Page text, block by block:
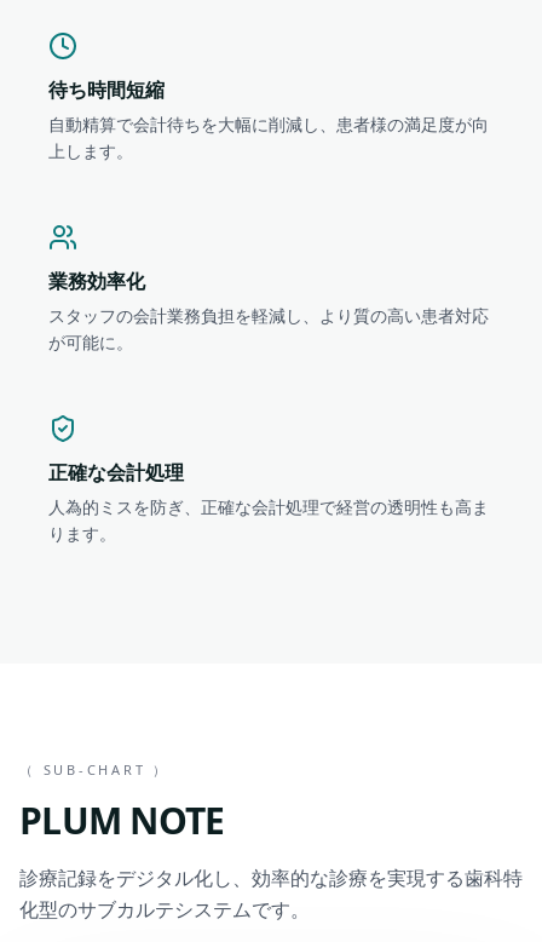
待ち時間短縮
自動精算で会計待ちを大幅に削減し、患者様の満足度が向
上します。
業務効率化
スタッフの会計業務負担を軽減し、より質の高い患者対応
が可能に。
正確な会計処理
人為的ミスを防ぎ、正確な会計処理で経営の透明性も高ま
ります。
（ SUB-CHART ）
PLUM NOTE
診療記録をデジタル化し、効率的な診療を実現する歯科特
化型のサブカルテシステムです。